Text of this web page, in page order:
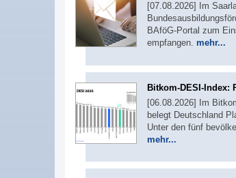
[07.08.2026] Im
BAföG-Portal zum
empfangen. mehr...
Bitkom-DESI-Index:
[06.08.2026] Im
belegt Deutschland
Unter den fünf
mehr...